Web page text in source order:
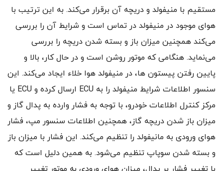
مستقیم با منیفولد و دریچه آن برقرار می‌کند. به این ترتیب با
هوای موجود در منیفولد در تماس است و شرایط آن را بررسی
می‌کند همچنین میزان باز و بسته شدن دریچه را بررسی
می‌نماید. هنگامی که موتور روشن است و در حال کار، بالا و
پایین رفتن پیستون ها، در منیفولد هوا خلاء ایجاد می‌کند. این
سنسور اطلاعات شرایط منیفولد را به ECU ارسال کرده و ECU یا
مرکز کنترل اطلاعات خودرو، با توجه به فشار وارده به پدال گاز و
میزان باز شدن دریچه گاز، همچنین اطلاعات سنسور مپ، فشار
هوای ورودی به مانیفولد را تنظیم می‌کند. این فشار با میزان باز
و بسته شدن سوپاپ تنظیم می‌شود. به همین دلیل است که